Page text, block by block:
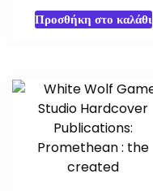
Προσθήκη στο καλάθι